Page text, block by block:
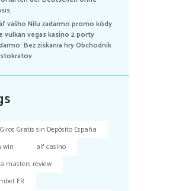
vášho Nílu zadarmo promo kódy
vulkan vegas kasíno 2 porty
Bez získania hry Obchodník
Gratis sin Depósito España
win
alf casino
masters review
FR